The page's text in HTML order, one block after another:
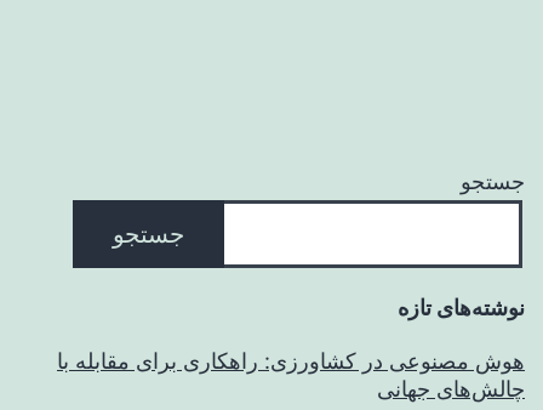
جستجو
جستجو
نوشته‌های تازه
هوش مصنوعی در کشاورزی: راهکاری برای مقابله با
چالش‌های جهانی